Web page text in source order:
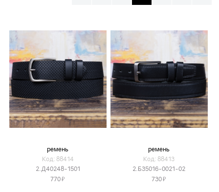
ремень
Код: 88414
2.Д40248-1501
770Я
ремень
Код: 88413
2.Б35016-0021-02
730Я